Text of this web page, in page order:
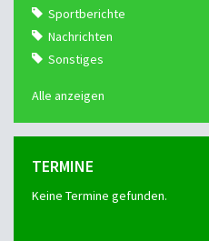
Sportberichte
Nachrichten
Sonstiges
Alle anzeigen
TERMINE
Keine Termine gefunden.